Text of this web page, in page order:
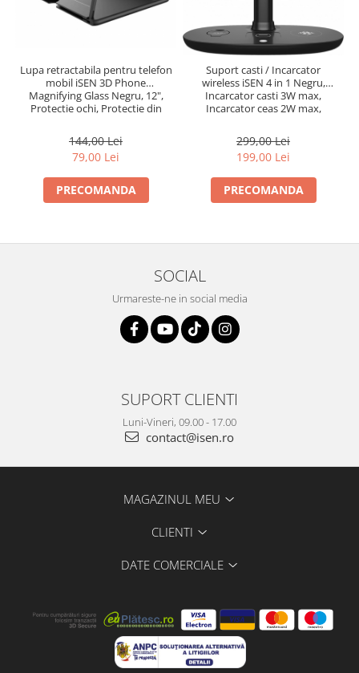
Lupa retractabila pentru telefon
mobil iSEN 3D Phone
Magnifying Glass Negru, 12",
Protectie ochi, Protectie din
144,00 Lei
79,00 Lei
PRECOMANDA
Suport casti / Incarcator
wireless iSEN 4 in 1 Negru,
Incarcator casti 3W max,
Incarcator ceas 2W max,
299,00 Lei
199,00 Lei
PRECOMANDA
SOCIAL
Urmareste-ne in social media
SUPORT CLIENTI
Luni-Vineri, 09.00 - 17.00
contact@isen.ro
MAGAZINUL MEU
CLIENTI
DATE COMERCIALE